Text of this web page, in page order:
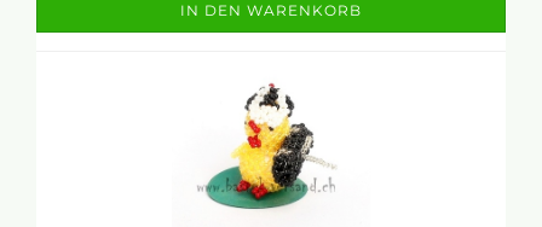
IN DEN WARENKORB